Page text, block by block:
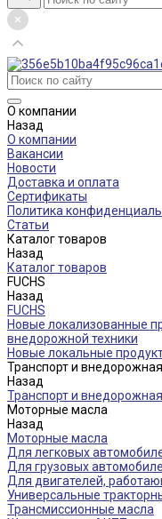
О компании
Назад
О компании
Вакансии
Новости
Доставка и оплата
Сертификаты
Политика
Статьи
Каталог товаров
Назад
Каталог товаров
FUCHS
Назад
FUCHS
Новые локализованные
внедорожной техники
Новые локальные
Транспорт и
Назад
Транспорт и
Моторные масла
Назад
Моторные масла
Для легковых
Для грузовых
Для двигателей,
Универсальные
Трансмиссионные масла